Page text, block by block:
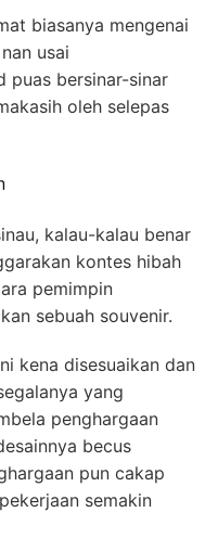
biasanya mengenai
usai
puas bersinar-sinar
oleh selepas
kalau-kalau benar
kontes hibah
pemimpin
sebuah souvenir.
kena disesuaikan dan
yang
penghargaan
becus
pun cakap
semakin